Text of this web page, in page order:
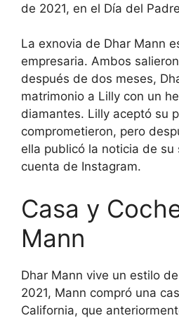
de 2021, en el Día del
La exnovia de Dhar Mann
empresaria. Ambos
después de dos meses,
matrimonio a Lilly con un
diamantes. Lilly aceptó su
comprometieron, pero
ella publicó la noticia de su
cuenta de Instagram.
Casa y
Mann
Dhar Mann vive un estilo
2021, Mann compró una
California, que